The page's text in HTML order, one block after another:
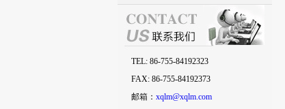
TEL: 86-755-84192323
FAX: 86-755-84192373
邮箱： xqlm@xqlm.com